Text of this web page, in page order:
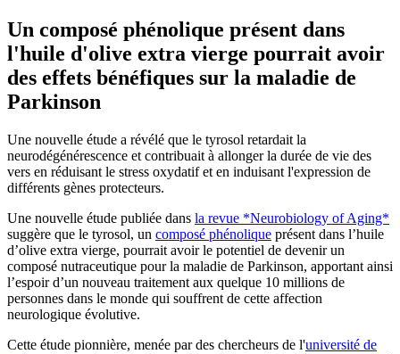
Un composé phénolique présent dans
l'huile d'olive extra vierge pourrait avoir
des effets bénéfiques sur la maladie de
Parkinson
Une nouvelle étude a révélé que le tyrosol retardait la
neurodégénérescence et contribuait à allonger la durée de vie des
vers en réduisant le stress oxydatif et en induisant l'expression de
différents gènes protecteurs.
Une nouvelle étude publiée dans la revue *Neurobiology of Aging*
suggère que le tyrosol, un composé phénolique présent dans l’huile
d’olive extra vierge, pourrait avoir le potentiel de devenir un
composé nutraceutique pour la maladie de Parkinson, apportant ainsi
l’espoir d’un nouveau traitement aux quelque 10 millions de
personnes dans le monde qui souffrent de cette affection
neurologique évolutive.
Cette étude pionnière, menée par des chercheurs de l'université de